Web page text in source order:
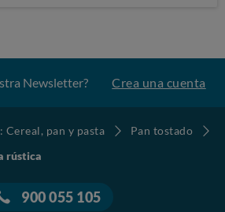
Newsletter? Crea una cuenta
pan y pasta
Pan tostado
rústica
900 055 105